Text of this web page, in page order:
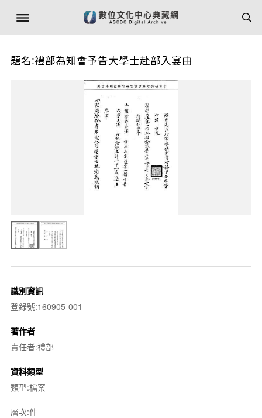
題名:禮部為知會予告大學士赴部入宴由
識別資訊
登錄號:160905-001
著作者
責任者:禮部
資料類型
類型:檔案
層次:件